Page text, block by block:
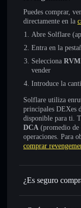
Puedes comprar,
directamente en la
Abre Solflare
Entra en la
Selecciona RVM
vender
Introduce la
Solflare utiliza
principales DEXes
disponible para ti.
DCA (promedio de
operaciones. Para
comprar
¿Es seguro
revengememe no